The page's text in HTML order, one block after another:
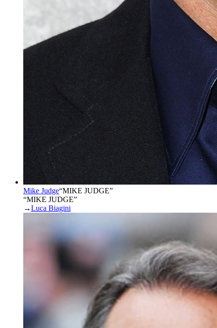
Mike Judge“MIKE JUDGE”
“MIKE JUDGE”
→Luca Biagini